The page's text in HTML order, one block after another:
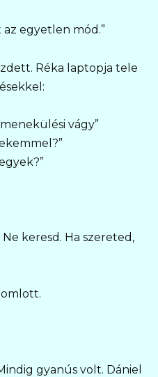
az egyetlen mód.”
Réka laptopja tele
vágy”
keresd. Ha szereted,
gyanús volt. Dániel